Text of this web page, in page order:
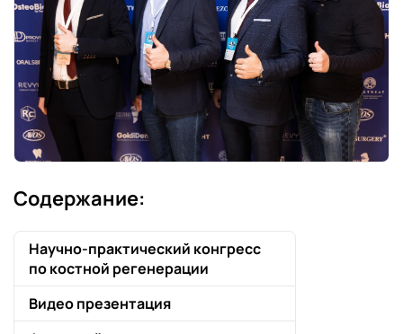
Содержание:
Научно-практический конгресс
по костной регенерации
Видео презентация